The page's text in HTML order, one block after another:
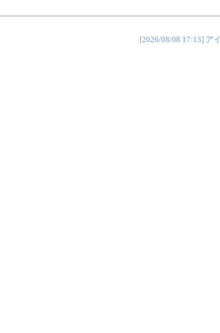
[2026/08/08 17:13] ア